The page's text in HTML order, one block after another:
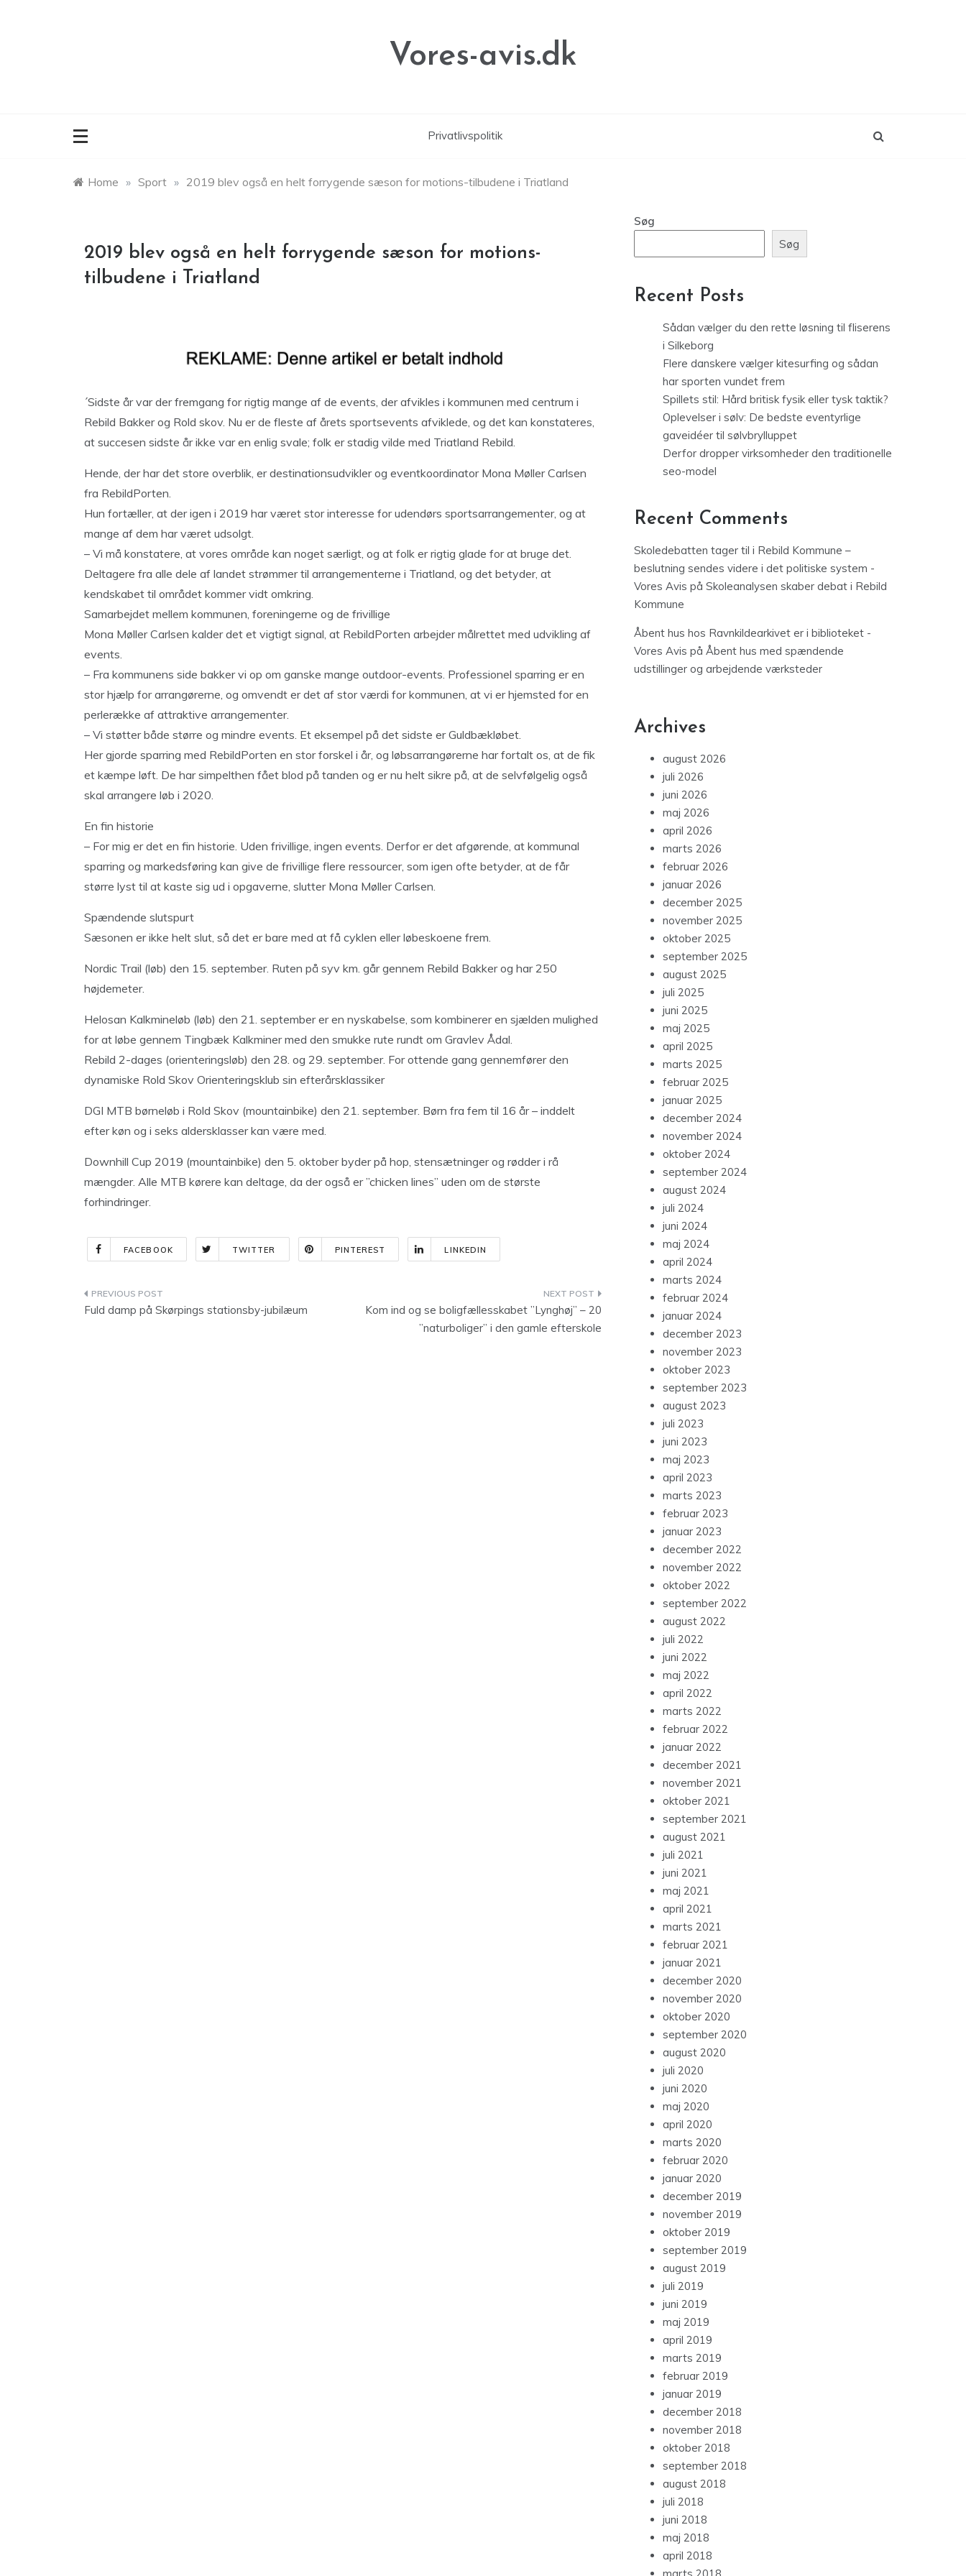
Vores-avis.dk
Privatlivspolitik
Home » Sport » 2019 blev også en helt forrygende sæson for motions-tilbudene i Triatland
2019 blev også en helt forrygende sæson for motions-
tilbudene i Triatland
´Sidste år var der fremgang for rigtig mange af de events, der afvikles i kommunen med centrum i
Rebild Bakker og Rold skov. Nu er de fleste af årets sportsevents afviklede, og det kan konstateres,
at succesen sidste år ikke var en enlig svale; folk er stadig vilde med Triatland Rebild.
Hende, der har det store overblik, er destinationsudvikler og eventkoordinator Mona Møller Carlsen
fra RebildPorten.
Hun fortæller, at der igen i 2019 har været stor interesse for udendørs sportsarrangementer, og at
mange af dem har været udsolgt.
– Vi må konstatere, at vores område kan noget særligt, og at folk er rigtig glade for at bruge det.
Deltagere fra alle dele af landet strømmer til arrangementerne i Triatland, og det betyder, at
kendskabet til området kommer vidt omkring.
Samarbejdet mellem kommunen, foreningerne og de frivillige
Mona Møller Carlsen kalder det et vigtigt signal, at RebildPorten arbejder målrettet med udvikling af
events.
– Fra kommunens side bakker vi op om ganske mange outdoor-events. Professionel sparring er en
stor hjælp for arrangørerne, og omvendt er det af stor værdi for kommunen, at vi er hjemsted for en
perlerække af attraktive arrangementer.
– Vi støtter både større og mindre events. Et eksempel på det sidste er Guldbækløbet.
Her gjorde sparring med RebildPorten en stor forskel i år, og løbsarrangørerne har fortalt os, at de fik
et kæmpe løft. De har simpelthen fået blod på tanden og er nu helt sikre på, at de selvfølgelig også
skal arrangere løb i 2020.
En fin historie
– For mig er det en fin historie. Uden frivillige, ingen events. Derfor er det afgørende, at kommunal
sparring og markedsføring kan give de frivillige flere ressourcer, som igen ofte betyder, at de får
større lyst til at kaste sig ud i opgaverne, slutter Mona Møller Carlsen.
Spændende slutspurt
Sæsonen er ikke helt slut, så det er bare med at få cyklen eller løbeskoene frem.
Nordic Trail (løb) den 15. september. Ruten på syv km. går gennem Rebild Bakker og har 250
højdemeter.
Helosan Kalkmineløb (løb) den 21. september er en nyskabelse, som kombinerer en sjælden mulighed
for at løbe gennem Tingbæk Kalkminer med den smukke rute rundt om Gravlev Ådal.
Rebild 2-dages (orienteringsløb) den 28. og 29. september. For ottende gang gennemfører den
dynamiske Rold Skov Orienteringsklub sin efterårsklassiker
DGI MTB børneløb i Rold Skov (mountainbike) den 21. september. Børn fra fem til 16 år – inddelt
efter køn og i seks aldersklasser kan være med.
Downhill Cup 2019 (mountainbike) den 5. oktober byder på hop, stensætninger og rødder i rå
mængder. Alle MTB kørere kan deltage, da der også er ”chicken lines” uden om de største
forhindringer.
FACEBOOK TWITTER PINTEREST LINKEDIN
Indlægsnavigation
Fuld damp på Skørpings stationsby-jubilæum
Kom ind og se boligfællesskabet ”Lynghøj” – 20
”naturboliger” i den gamle efterskole
Søg
Søg
Recent Posts
Sådan vælger du den rette løsning til fliserens
i Silkeborg
Flere danskere vælger kitesurfing og sådan
har sporten vundet frem
Spillets stil: Hård britisk fysik eller tysk taktik?
Oplevelser i sølv: De bedste eventyrlige
gaveidéer til sølvbrylluppet
Derfor dropper virksomheder den traditionelle
seo-model
Recent Comments
Skoledebatten tager til i Rebild Kommune –
beslutning sendes videre i det politiske system -
Vores Avis på Skoleanalysen skaber debat i Rebild
Kommune
Åbent hus hos Ravnkildearkivet er i biblioteket -
Vores Avis på Åbent hus med spændende
udstillinger og arbejdende værksteder
Archives
august 2026
juli 2026
juni 2026
maj 2026
april 2026
marts 2026
februar 2026
januar 2026
december 2025
november 2025
oktober 2025
september 2025
august 2025
juli 2025
juni 2025
maj 2025
april 2025
marts 2025
februar 2025
januar 2025
december 2024
november 2024
oktober 2024
september 2024
august 2024
juli 2024
juni 2024
maj 2024
april 2024
marts 2024
februar 2024
januar 2024
december 2023
november 2023
oktober 2023
september 2023
august 2023
juli 2023
juni 2023
maj 2023
april 2023
marts 2023
februar 2023
januar 2023
december 2022
november 2022
oktober 2022
september 2022
august 2022
juli 2022
juni 2022
maj 2022
april 2022
marts 2022
februar 2022
januar 2022
december 2021
november 2021
oktober 2021
september 2021
august 2021
juli 2021
juni 2021
maj 2021
april 2021
marts 2021
februar 2021
januar 2021
december 2020
november 2020
oktober 2020
september 2020
august 2020
juli 2020
juni 2020
maj 2020
april 2020
marts 2020
februar 2020
januar 2020
december 2019
november 2019
oktober 2019
september 2019
august 2019
juli 2019
juni 2019
maj 2019
april 2019
marts 2019
februar 2019
januar 2019
december 2018
november 2018
oktober 2018
september 2018
august 2018
juli 2018
juni 2018
maj 2018
april 2018